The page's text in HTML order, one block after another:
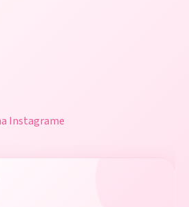
Instagrame